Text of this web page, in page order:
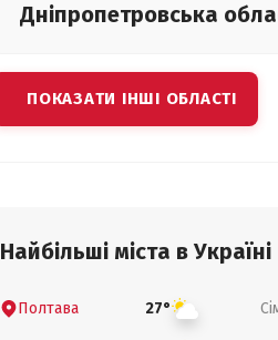
Дніпропетровська
ПОКАЗАТИ ІНШІ ОБЛАСТІ
Найбільші міста в Україні
Полтава 27°